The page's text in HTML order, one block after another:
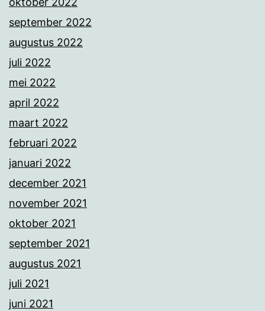
september 2022
augustus 2022
juli 2022
mei 2022
april 2022
maart 2022
februari 2022
januari 2022
december 2021
november 2021
oktober 2021
september 2021
augustus 2021
juli 2021
juni 2021